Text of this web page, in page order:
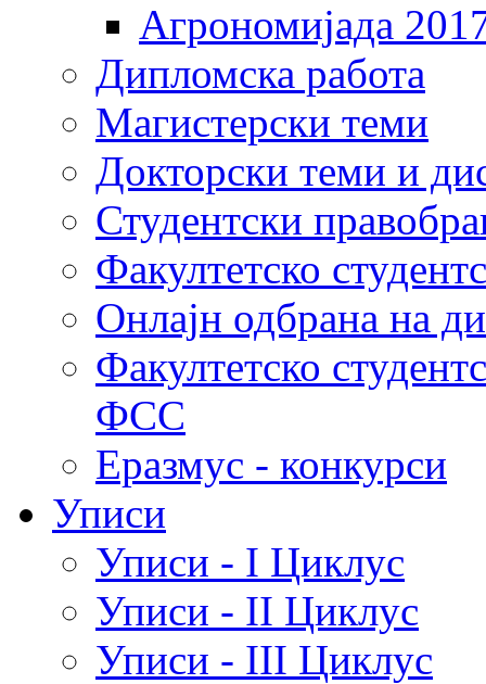
Агрономијада
Дипломска работа
Магистерски теми
Докторски теми и
Студентски
Факултетско
Онлајн одбрана на
Факултетско
ФСС
Еразмус - конкурси
Уписи
Уписи - I Циклус
Уписи - II Циклус
Уписи - III Циклус